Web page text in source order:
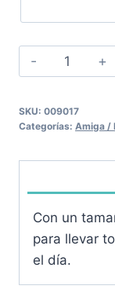
Bolso
de
cantidad
SKU: 009017
Categorías: Amiga /
Con un
para llevar
el día.